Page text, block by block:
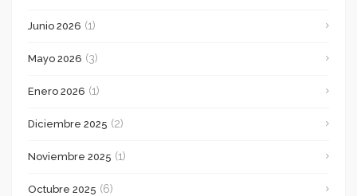
Junio 2026 (1)
Mayo 2026 (3)
Enero 2026 (1)
Diciembre 2025 (2)
Noviembre 2025 (1)
Octubre 2025 (6)